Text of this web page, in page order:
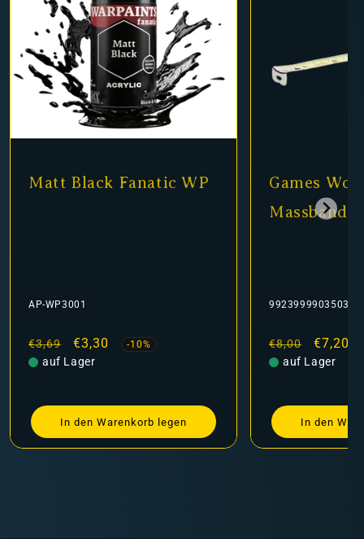
Matt Black Fanatic WP
AP-WP3001
Normaler
Preis
€3,69 Verkaufspreis
€3,30 -10%
auf Lager
In den Warenkorb legen
Games
Massband
9923999903503
Normaler
Preis
€8,00 €7,20
auf Lager
In den